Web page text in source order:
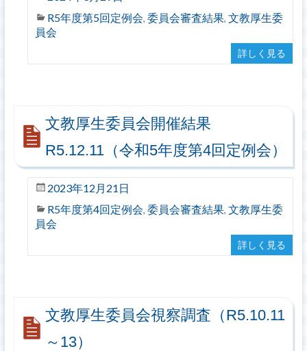
R5年度第5回定例会, 委員会審査結果, 文教厚生委
員会
詳しく見る
文教厚生委員会開催結果
R5.12.11（令和5年度第4回定例会）
2023年12月21日
R5年度第4回定例会, 委員会審査結果, 文教厚生委
員会
詳しく見る
文教厚生委員会視察調査（R5.10.11
～13）